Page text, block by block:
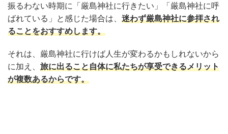
振るわない時期に「厳島神社に行きたい」「厳島神社に呼
ばれている」と感じた場合は、 迷わず厳島神社に参拝され
ることをおすすめします。
それは、厳島神社に行けば人生が変わるかもしれないから
に加え、 旅に出ること自体に私たちが享受できるメリット
が複数あるからです。